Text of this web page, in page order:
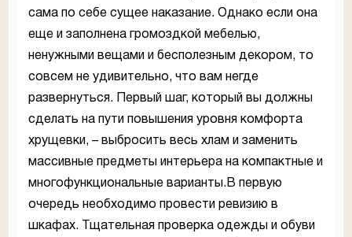
сама по себе сущее наказание. Однако если она
еще и заполнена громоздкой мебелью,
ненужными вещами и бесполезным декором, то
совсем не удивительно, что вам негде
развернуться. Первый шаг, который вы должны
сделать на пути повышения уровня комфорта
хрущевки, – выбросить весь хлам и заменить
массивные предметы интерьера на компактные и
многофункциональные варианты.В первую
очередь необходимо провести ревизию в
шкафах. Тщательная проверка одежды и обуви